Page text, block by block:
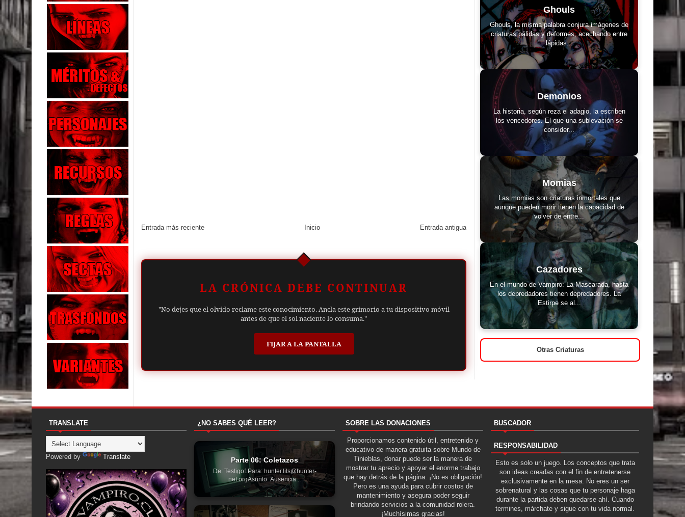
Entrada más reciente Entrada antigua
Inicio
LA CRÓNICA DEBE CONTINUAR
"No dejes que el olvido reclame este conocimiento. Ancla este grimorio a tu dispositivo móvil
antes de que el sol naciente lo consuma."
FIJAR A LA PANTALLA
Ghouls
Ghouls, la misma palabra conjura imágenes de
criaturas pálidas y deformes, acechando entre
lápidas...
Demonios
La historia, según reza el adagio, la escriben
los vencedores. El que una sublevación se
consider...
Momias
Las momias son criaturas inmortales que
aunque pueden morir tienen la capacidad de
volver de entre...
Cazadores
En el mundo de Vampiro: La Mascarada, hasta
los depredadores tienen depredadores. La
Estirpe se al...
Otras Criaturas
TRANSLATE
Powered by Translate
¿NO SABES QUÉ LEER?
Parte 06: Coletazos
De: Testigo1Para: hunter.lits@hunter-
net.orgAsunto: Ausencia...
SOBRE LAS DONACIONES
Proporcionamos contenido útil, entretenido y
educativo de manera gratuita sobre Mundo de
Tinieblas, donar puede ser la manera de
mostrar tu aprecio y apoyar el enorme trabajo
que hay detrás de la página. ¡No es obligación!
Pero es una ayuda para cubrir costos de
mantenimiento y asegura poder seguir
brindando servicios a la comunidad rolera.
¡Muchísimas gracias!
BUSCADOR
RESPONSABILIDAD
Esto es solo un juego. Los conceptos que trata
son ideas creadas con el fin de entretenerse
exclusivamente en la mesa. No eres un ser
sobrenatural y las cosas que tu personaje haga
durante la partida deben quedarse ahí. Cuando
termines, márchate y sigue con tu vida normal.